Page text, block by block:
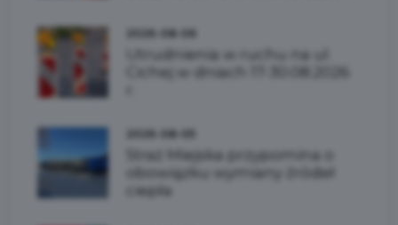
2026-08-06
Utrudnienia w ruchu na ul.
Cichej w dniach 17-30.08.2026
2026-08-05
Straż Miejska przypomina o
obowiązku wymiany źródeł
ciepła